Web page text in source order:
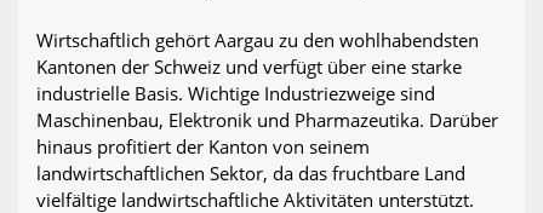
Wirtschaftlich gehört Aargau zu den wohlhabendsten
Kantonen der Schweiz und verfügt über eine starke
industrielle Basis. Wichtige Industriezweige sind
Maschinenbau, Elektronik und Pharmazeutika. Darüber
hinaus profitiert der Kanton von seinem
landwirtschaftlichen Sektor, da das fruchtbare Land
vielfältige landwirtschaftliche Aktivitäten unterstützt.